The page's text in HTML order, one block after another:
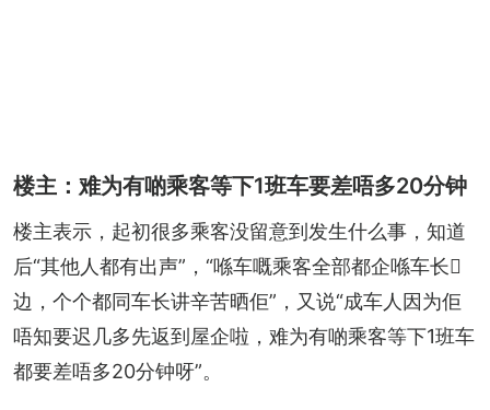
楼主：难为有啲乘客等下1班车要差唔多20分钟
楼主表示，起初很多乘客没留意到发生什么事，知道
后“其他人都有出声”，“喺车嘅乘客全部都企喺车长𠮶
边，个个都同车长讲辛苦晒佢”，又说“成车人因为佢
唔知要迟几多先返到屋企啦，难为有啲乘客等下1班车
都要差唔多20分钟呀”。